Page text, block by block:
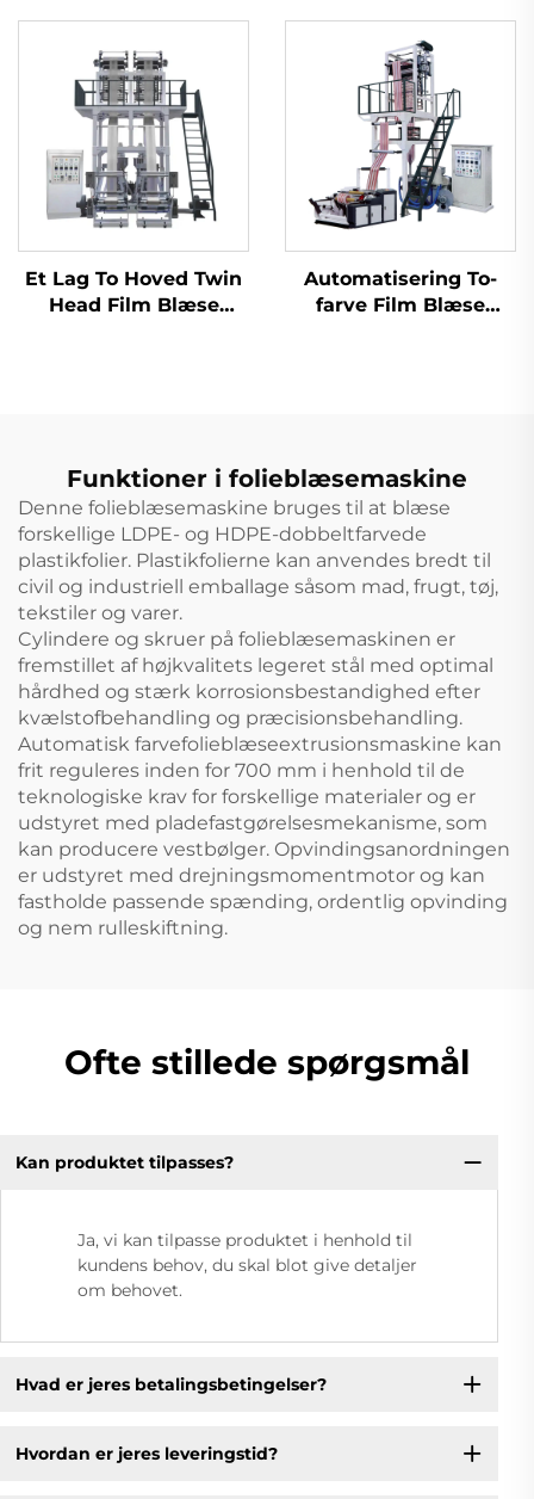
Filmblæsermaskine
Et Lag To Hoved Twin
Head Film Blæse
Automatisering To-
farve Film Blæse
Funktioner i folieblæsemaskine
Denne folieblæsemaskine bruges til at blæse
forskellige LDPE- og HDPE-dobbeltfarvede
plastikfolier. Plastikfolierne kan anvendes bredt til
civil og industriell emballage såsom mad, frugt, tøj,
tekstiler og varer.
Cylindere og skruer på folieblæsemaskinen er
fremstillet af højkvalitets legeret stål med optimal
hårdhed og stærk korrosionsbestandighed efter
kvælstofbehandling og præcisionsbehandling.
Automatisk farvefolieblæseextrusionsmaskine kan
frit reguleres inden for 700 mm i henhold til de
teknologiske krav for forskellige materialer og er
udstyret med pladefastgørelsesmekanisme, som
kan producere vestbølger. Opvindingsanordningen
er udstyret med drejningsmomentmotor og kan
fastholde passende spænding, ordentlig opvinding
og nem rulleskiftning.
Ofte stillede spørgsmål
Kan produktet tilpasses?
Ja, vi kan tilpasse produktet i henhold til
kundens behov, du skal blot give detaljer
om behovet.
Hvad er jeres betalingsbetingelser?
Hvordan er jeres leveringstid?